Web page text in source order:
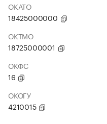
ОКАТО
18425000000
ОКТМО
18725000001
ОКФС
16
ОКОГУ
4210015